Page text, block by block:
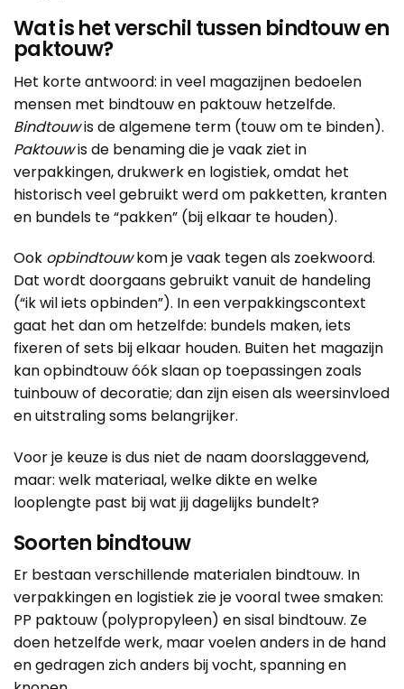
Wat is het verschil tussen bindtouw en
paktouw?
Het korte antwoord: in veel magazijnen bedoelen
mensen met bindtouw en paktouw hetzelfde.
Bindtouwis de algemene term (touw om te binden).
Paktouwis de benaming die je vaak ziet in
verpakkingen, drukwerk en logistiek, omdat het
historisch veel gebruikt werd om pakketten, kranten
en bundels te “pakken” (bij elkaar te houden).
Ook opbindtouwkom je vaak tegen als zoekwoord.
Dat wordt doorgaans gebruikt vanuit de handeling
(“ik wil iets opbinden”). In een verpakkingscontext
gaat het dan om hetzelfde: bundels maken, iets
fixeren of sets bij elkaar houden. Buiten het magazijn
kan opbindtouw óók slaan op toepassingen zoals
tuinbouw of decoratie; dan zijn eisen als weersinvloed
en uitstraling soms belangrijker.
Voor je keuze is dus niet de naam doorslaggevend,
maar: welk materiaal, welke dikte en welke
looplengte past bij wat jij dagelijks bundelt?
Soorten bindtouw
Er bestaan verschillende materialen bindtouw. In
verpakkingen en logistiek zie je vooral twee smaken:
PP paktouw (polypropyleen) en sisal bindtouw. Ze
doen hetzelfde werk, maar voelen anders in de hand
en gedragen zich anders bij vocht, spanning en